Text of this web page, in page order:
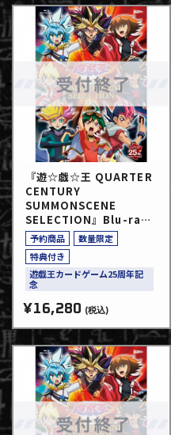
『遊☆戯☆王 QUARTER
CENTURY
SUMMONSCENE
SELECTION』Blu-ray
アクリルスタンド8個セッ
ト付限定版
予約商品
数量限定
特典付き
遊戯王カードゲーム25周年記
念
¥16,280 (税込)